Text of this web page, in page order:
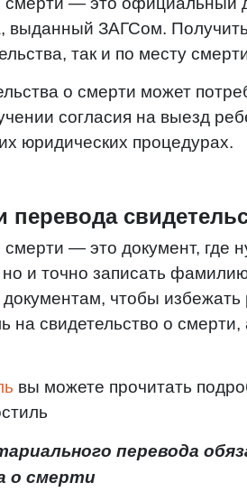
выданный ЗАГСом.
так и по месту
о смерти может
согласия на выезд
юридических процедурах.
перевода
— это документ, где
но и точно записать
документам, чтобы
на свидетельство о
вы можете прочитать
перевода
о смерти